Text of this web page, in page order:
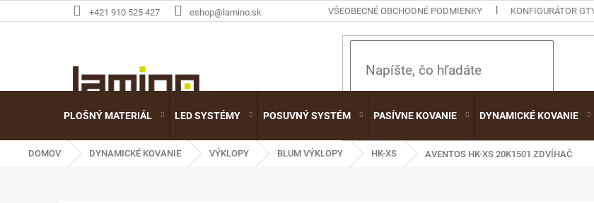
na
+421 910 525 427 eshop@lamino.sk VŠEOBECNÉ OBCHODNÉ PODMIENKY KONFIGURÁTOR
HĽADAŤ
PLOŠNÝ MATERIÁL LED SYSTÉMY POSUVNÝ SYSTÉM PASÍVNE KOVANIE DYNAMICKÉ KOVANIE
DOMOV DYNAMICKÉ KOVANIE VÝKLOPY BLUM VÝKLOPY HK-XS AVENTOS HK-XS 20K1501 ZDVÍHAČ